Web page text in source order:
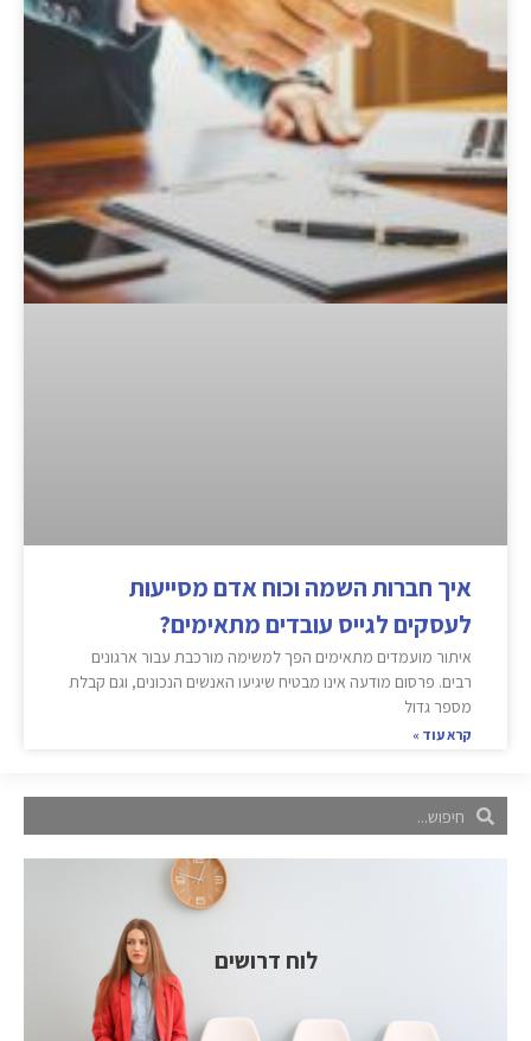
איך חברות השמה וכוח אדם מסייעות
לעסקים לגייס עובדים מתאימים?
איתור מועמדים מתאימים הפך למשימה מורכבת עבור ארגונים
רבים. פרסום מודעה אינו מבטיח שיגיעו האנשים הנכונים, וגם קבלת
מספר גדול
קרא עוד »
לוח דרושים